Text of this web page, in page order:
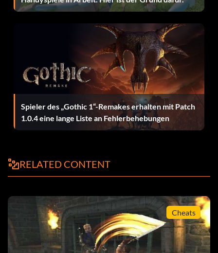
Spieler des „Gothic 1“-Remakes erhalten mit Patch
1.0.4 eine lange Liste an Fehlerbehebungen
RELATED CONTENT
Cheats